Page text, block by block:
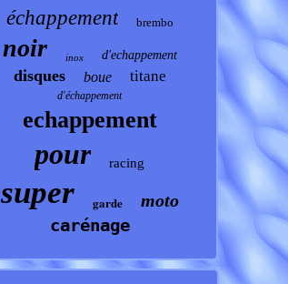
échappement brembo
noir inox d'echappement
disques boue titane
d'échappement
echappement
pour racing
super garde
moto
carénage